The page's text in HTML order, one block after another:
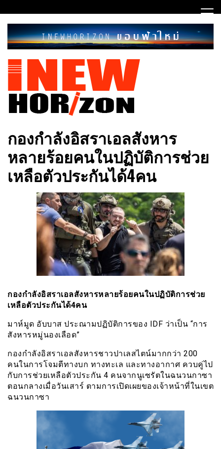
to
content
INEWHORIZON
กองกำลังอิสราเอลสังหาร
หลายร้อยคนในปฏิบัติการช่วย
เหลือตัวประกันได้4คน
กองกำลังอิสราเอลสังหารหลายร้อยคนในปฏิบัติการช่วย
เหลือตัวประกันได้4คน
มาห์มูด อับบาส ประณามปฏิบัติการของ IDF ว่าเป็น “การ
สังหารหมู่นองเลือด”
กองกำลังอิสราเอลสังหารชาวปาเลสไตน์มากกว่า 200
คนในการโจมตีทางบก ทางทะเล และทางอากาศ ควบคู่ไป
กับการช่วยเหลือตัวประกัน 4 คนจากนูเซรัตในฉนวนกาซา
ตอนกลางเมื่อวันเสาร์ ตามการเปิดเผยของเจ้าหน้าที่ในเขต
ฉนวนกาซา